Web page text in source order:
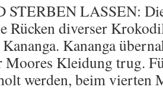
STERBEN LASSEN:
Rücken diverser
Kananga
Moores Kleidung trug.
werden, beim